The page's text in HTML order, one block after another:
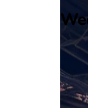
Eerste
Tweede